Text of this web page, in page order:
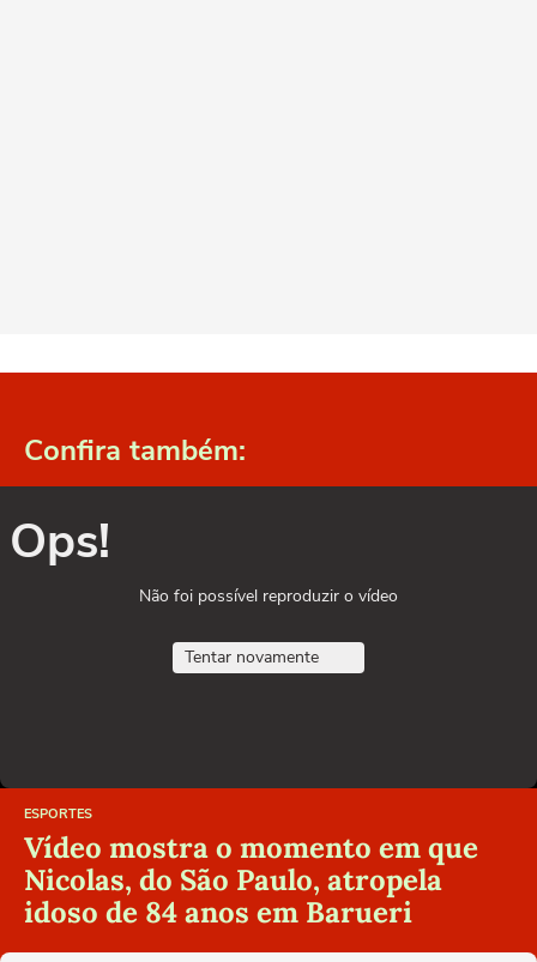
Confira também:
Ops!
Não foi possível reproduzir o vídeo
Tentar novamente
ESPORTES
Vídeo mostra o momento em que
Nicolas, do São Paulo, atropela
idoso de 84 anos em Barueri